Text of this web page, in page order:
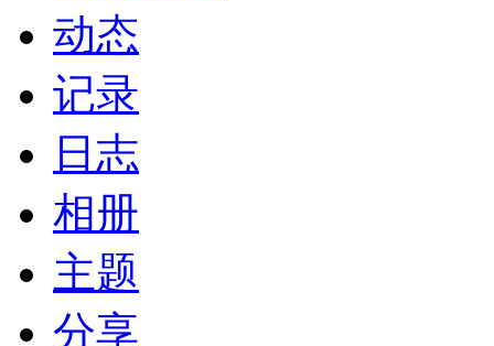
动态
记录
日志
相册
主题
分享